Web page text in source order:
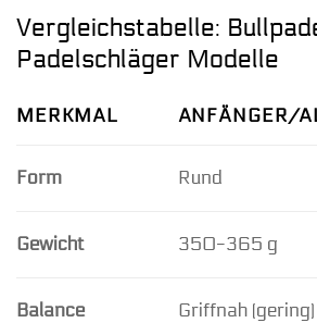
Vergleichstabelle:
Padelschläger Modelle
MERKMAL ANFÄNGER/
Form Rund
Gewicht 350-365 g
Balance Griffnah (gering)